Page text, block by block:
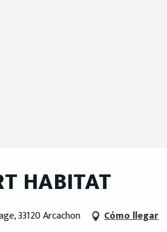
HABITAT
33120 Arcachon Cómo llegar